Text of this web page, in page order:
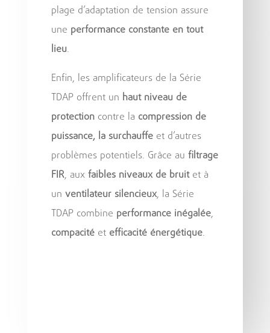
plage d’adaptation de tension assure
une performance constante en tout
lieu.
Enfin, les amplificateurs de la Série
TDAP offrent un haut niveau de
protectioncontre la compression de
puissance, la surchauffeet d’autres
problèmes potentiels. Grâce au filtrage
FIR, aux faibles niveaux de bruitet à
un ventilateur silencieux, la Série
TDAP combine performance inégalée,
compacitéet efficacité énergétique.